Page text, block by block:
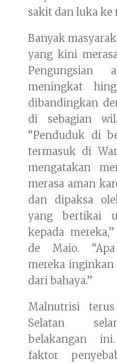
sakit dan luka ke
Banyak
yang kini
Pengungsian
meningkat
dibandingkan
di sebagian
“Penduduk di
termasuk di
mengatakan
merasa aman
dan dipaksa
yang bertikai
kepada
de Maio.
mereka inginkan
dari bahaya.”
Malnutrisi
Selatan
belakangan
faktor